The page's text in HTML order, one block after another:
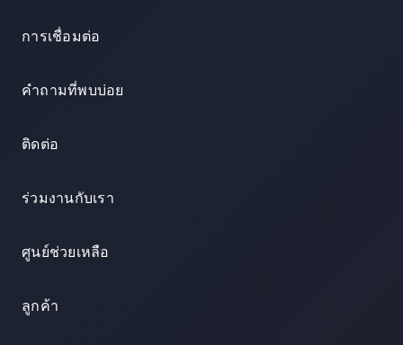
การเชื่อมต่อ
คำถามที่พบบ่อย
ติดต่อ
ร่วมงานกับเรา
ศูนย์ช่วยเหลือ
ลูกค้า